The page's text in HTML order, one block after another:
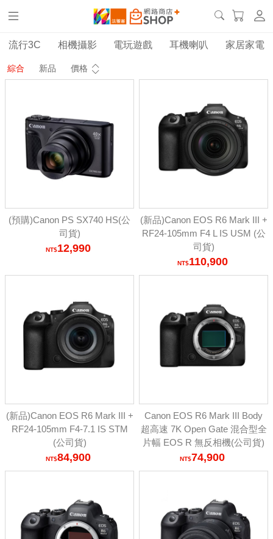
流行3C 相機攝影 電玩遊戲 耳機喇叭 家居家電
綜合 新品 價格
(預購)Canon PS SX740 HS(公
司貨)
12,990
(新品)Canon EOS R6 Mark III +
RF24-105mm F4 L IS USM (公
司貨)
110,900
(新品)Canon EOS R6 Mark III +
RF24-105mm F4-7.1 IS STM
(公司貨)
84,900
Canon EOS R6 Mark III Body
超高速 7K Open Gate 混合型全
片幅 EOS R 無反相機(公司貨)
74,900